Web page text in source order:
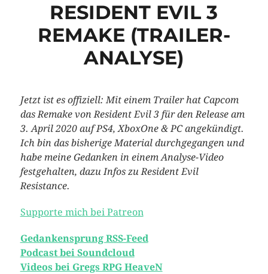
RESIDENT EVIL 3
REMAKE (TRAILER-
ANALYSE)
Jetzt ist es offiziell: Mit einem Trailer hat Capcom
das Remake von Resident Evil 3 für den Release am
3. April 2020 auf PS4, XboxOne & PC angekündigt.
Ich bin das bisherige Material durchgegangen und
habe meine Gedanken in einem Analyse-Video
festgehalten, dazu Infos zu Resident Evil
Resistance.
Supporte mich bei Patreon
Gedankensprung RSS-Feed
Podcast bei Soundcloud
Videos bei Gregs RPG HeaveN